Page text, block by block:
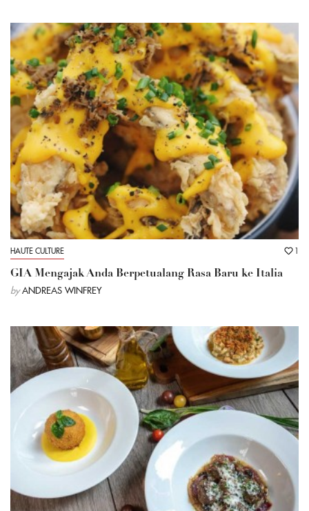
HAUTE CULTURE 1
GIA Mengajak Anda Berpetualang Rasa Baru ke Italia
by ANDREAS WINFREY